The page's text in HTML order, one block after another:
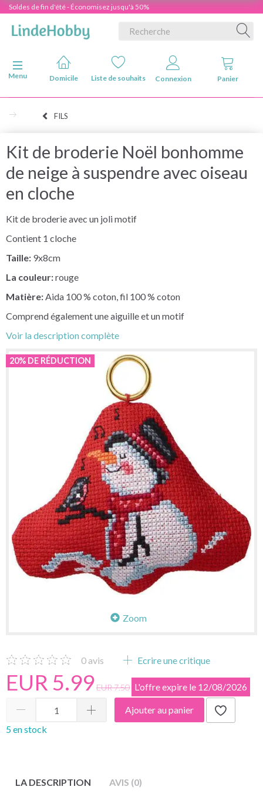
Soldes de fin d'été - Économisez jusqu'à 50%
Basculer la navigation
Menu
Domicile Liste de souhaits Connexion Panier
FILS
Kit de broderie Noël bonhomme
de neige à suspendre avec oiseau
en cloche
Kit de broderie avec un joli motif
Contient 1 cloche
Taille: 9x8cm
La couleur:rouge
Matière: Aida 100 % coton, fil 100 % coton
Comprend également une aiguille et un motif
Voir la description complète
20% DE RÉDUCTION
Zoom
0 avis Ecrire une critique
EUR 5.99EUR 7.50 L'offre expire le 12/08/2026
Ajouter au panier
5 en stock
LA DESCRIPTION AVIS (0)